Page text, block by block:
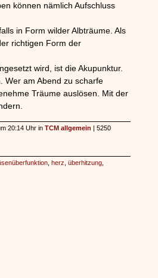
können nämlich Aufschluss
in Form wilder Albträume. Als
richtigen Form der
wird, ist die Akupunktur.
Wer am Abend zu scharfe
Träume auslösen. Mit der
20:14 Uhr in TCM allgemein | 5250
herz überhitzung